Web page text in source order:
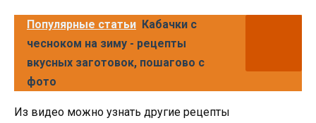
Популярные статьи Кабачки с
чесноком на зиму - рецепты
вкусных заготовок, пошагово с
фото
Из видео можно узнать другие рецепты